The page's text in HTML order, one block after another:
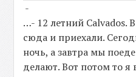
-
…- 12 летний Calvados.
сюда и приехали.
ночь, а завтра мы
делают. Вот потом то я